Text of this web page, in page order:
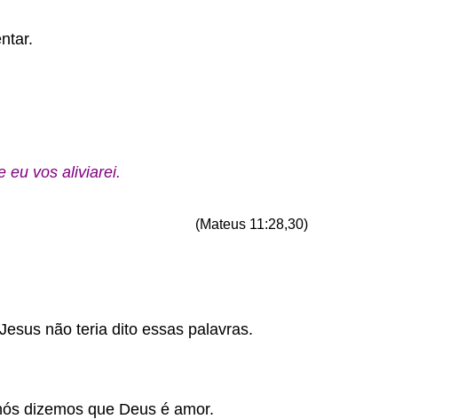
eu vos aliviarei.
(Mateus 11:28,30)
não teria dito essas palavras.
dizemos que Deus é amor.